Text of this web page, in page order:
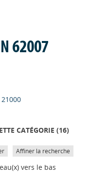
62007
21000
CATÉGORIE (16)
Affiner la recherche
vers le bas